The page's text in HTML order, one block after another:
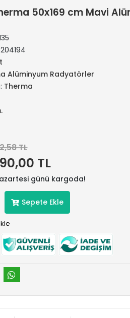
50x169 cm Mavi
Alüminyum Radyatörler
Therma
TL
TL
günü kargoda!
Sepete Ekle